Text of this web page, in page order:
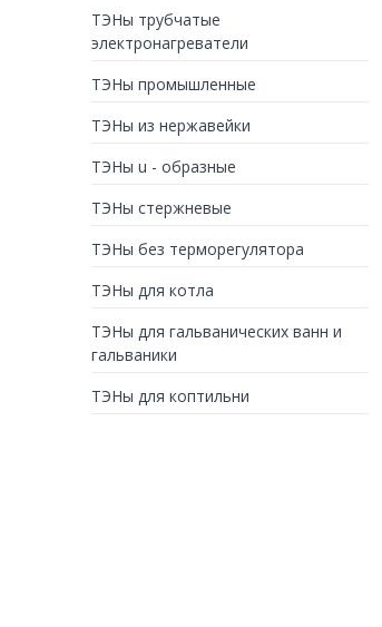
ТЭНы трубчатые
электронагреватели
ТЭНы промышленные
ТЭНы из нержавейки
ТЭНы u - образные
ТЭНы стержневые
ТЭНы без терморегулятора
ТЭНы для котла
ТЭНы для гальванических ванн и
гальваники
ТЭНы для коптильни